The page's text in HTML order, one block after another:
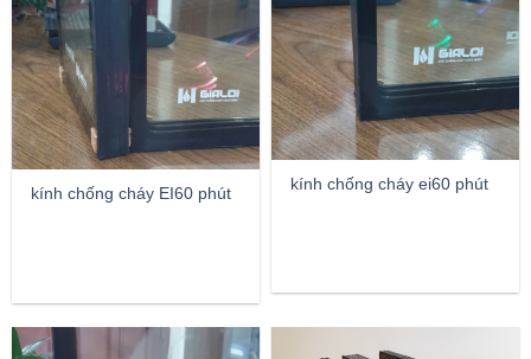
kính chống cháy EI60 phút
kính chống cháy ei60 phút